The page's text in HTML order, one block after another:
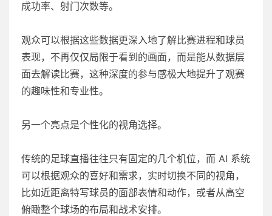
成功率、射门次数等。
观众可以根据这些数据更深入地了解比赛进程和球员
表现，不再仅仅局限于看到的画面，而是能从数据层
面去解读比赛，这种深度的参与感极大地提升了观赛
的趣味性和专业性。
另一个亮点是个性化的视角选择。
传统的足球直播往往只有固定的几个机位，而 AI 系统
可以根据观众的喜好和需求，实时切换不同的视角，
比如近距离特写球员的面部表情和动作，或者从高空
俯瞰整个球场的布局和战术安排。